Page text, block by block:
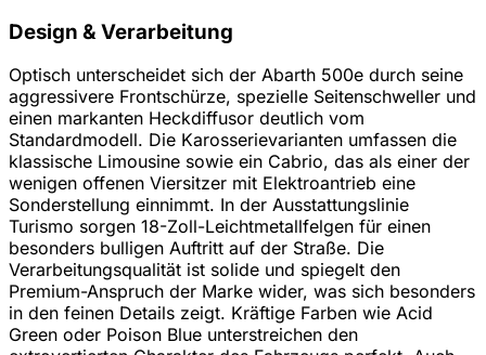
Design & Verarbeitung
Optisch unterscheidet sich der Abarth 500e durch seine
aggressivere Frontschürze, spezielle Seitenschweller und
einen markanten Heckdiffusor deutlich vom
Standardmodell. Die Karosserievarianten umfassen die
klassische Limousine sowie ein Cabrio, das als einer der
wenigen offenen Viersitzer mit Elektroantrieb eine
Sonderstellung einnimmt. In der Ausstattungslinie
Turismo sorgen 18-Zoll-Leichtmetallfelgen für einen
besonders bulligen Auftritt auf der Straße. Die
Verarbeitungsqualität ist solide und spiegelt den
Premium-Anspruch der Marke wider, was sich besonders
in den feinen Details zeigt. Kräftige Farben wie Acid
Green oder Poison Blue unterstreichen den